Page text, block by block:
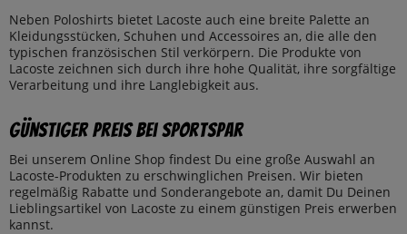
Neben Poloshirts bietet Lacoste auch eine breite Palette an
Kleidungsstücken, Schuhen und Accessoires an, die alle den
typischen französischen Stil verkörpern. Die Produkte von
Lacoste zeichnen sich durch ihre hohe Qualität, ihre sorgfältige
Verarbeitung und ihre Langlebigkeit aus.
Günstiger Preis bei SportSpar
Bei unserem Online Shop findest Du eine große Auswahl an
Lacoste-Produkten zu erschwinglichen Preisen. Wir bieten
regelmäßig Rabatte und Sonderangebote an, damit Du Deinen
Lieblingsartikel von Lacoste zu einem günstigen Preis erwerben
kannst.